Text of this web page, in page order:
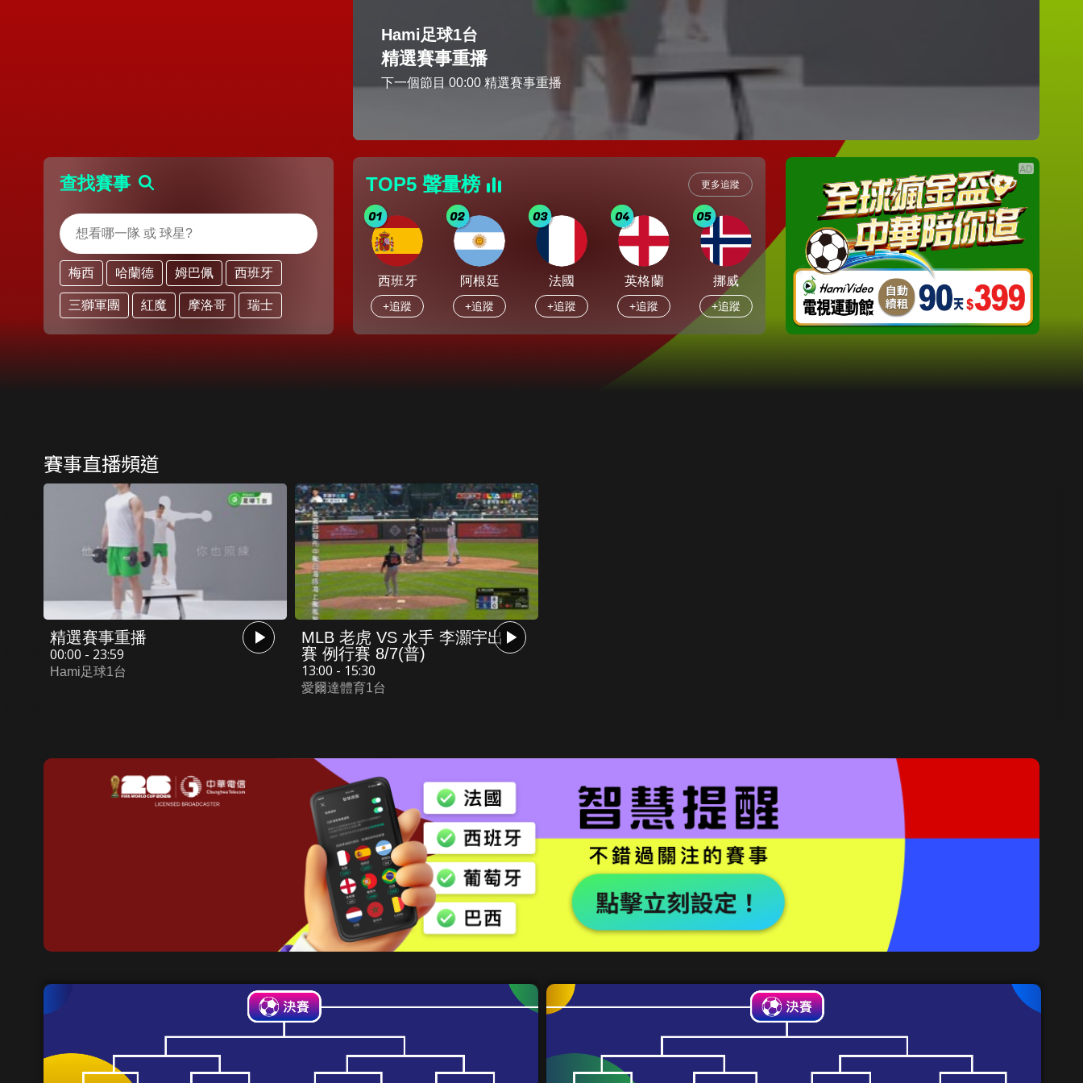
Hami足球1台
精選賽事重播
下一個節目 00:00 精選賽事重播
查找賽事
梅西 哈蘭德 姆巴佩 西班牙
三獅軍團 紅魔 摩洛哥 瑞士
TOP5 聲量榜 更多追蹤
西班牙
+追蹤
阿根廷
+追蹤
法國
+追蹤
英格蘭
+追蹤
挪威
+追蹤
賽事直播頻道
精選賽事重播
00:00 - 23:59
Hami足球1台
MLB 老虎 VS 水手 李灝宇出
賽 例行賽 8/7(普)
13:00 - 15:30
愛爾達體育1台